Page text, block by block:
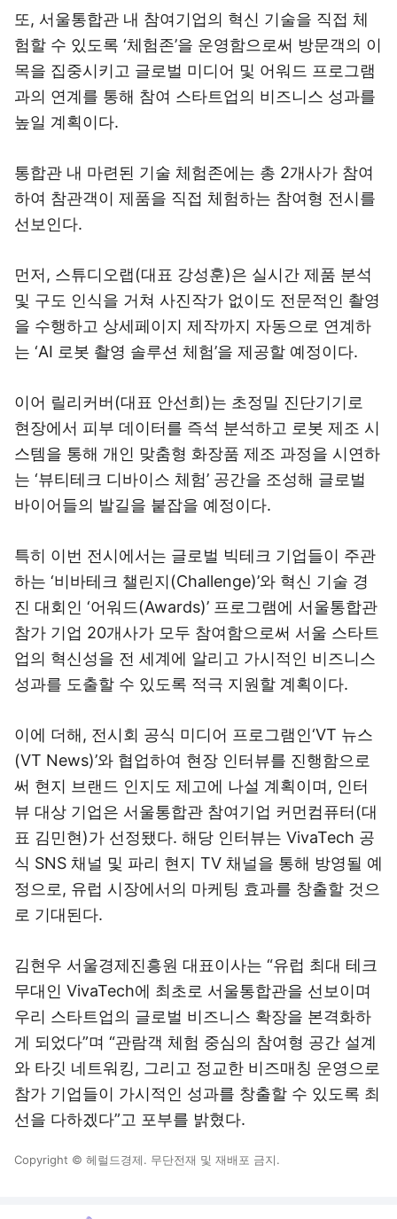
또, 서울통합관 내 참여기업의 혁신 기술을 직접 체
험할 수 있도록 ‘체험존’을 운영함으로써 방문객의 이
목을 집중시키고 글로벌 미디어 및 어워드 프로그램
과의 연계를 통해 참여 스타트업의 비즈니스 성과를
높일 계획이다.
통합관 내 마련된 기술 체험존에는 총 2개사가 참여
하여 참관객이 제품을 직접 체험하는 참여형 전시를
선보인다.
먼저, 스튜디오랩(대표 강성훈)은 실시간 제품 분석
및 구도 인식을 거쳐 사진작가 없이도 전문적인 촬영
을 수행하고 상세페이지 제작까지 자동으로 연계하
는 ‘AI 로봇 촬영 솔루션 체험’을 제공할 예정이다.
이어 릴리커버(대표 안선희)는 초정밀 진단기기로
현장에서 피부 데이터를 즉석 분석하고 로봇 제조 시
스템을 통해 개인 맞춤형 화장품 제조 과정을 시연하
는 ‘뷰티테크 디바이스 체험’ 공간을 조성해 글로벌
바이어들의 발길을 붙잡을 예정이다.
특히 이번 전시에서는 글로벌 빅테크 기업들이 주관
하는 ‘비바테크 챌린지(Challenge)’와 혁신 기술 경
진 대회인 ‘어워드(Awards)’ 프로그램에 서울통합관
참가 기업 20개사가 모두 참여함으로써 서울 스타트
업의 혁신성을 전 세계에 알리고 가시적인 비즈니스
성과를 도출할 수 있도록 적극 지원할 계획이다.
이에 더해, 전시회 공식 미디어 프로그램인‘VT 뉴스
(VT News)’와 협업하여 현장 인터뷰를 진행함으로
써 현지 브랜드 인지도 제고에 나설 계획이며, 인터
뷰 대상 기업은 서울통합관 참여기업 커먼컴퓨터(대
표 김민현)가 선정됐다. 해당 인터뷰는 VivaTech 공
식 SNS 채널 및 파리 현지 TV 채널을 통해 방영될 예
정으로, 유럽 시장에서의 마케팅 효과를 창출할 것으
로 기대된다.
김현우 서울경제진흥원 대표이사는 “유럽 최대 테크
무대인 VivaTech에 최초로 서울통합관을 선보이며
우리 스타트업의 글로벌 비즈니스 확장을 본격화하
게 되었다”며 “관람객 체험 중심의 참여형 공간 설계
와 타깃 네트워킹, 그리고 정교한 비즈매칭 운영으로
참가 기업들이 가시적인 성과를 창출할 수 있도록 최
선을 다하겠다”고 포부를 밝혔다.
Copyright © 헤럴드경제. 무단전재 및 재배포 금지.